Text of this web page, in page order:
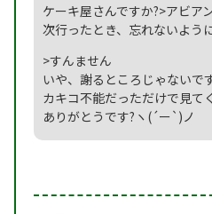
ケーキ屋さんですか?>アビア
次行ったとき、忘れないよう
>すんません
いや、謝るところじゃないで
カキコ不能だっただけで見て
ありがとうです?ヽ(´ー`)ノ